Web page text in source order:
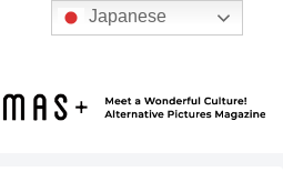
Japanese